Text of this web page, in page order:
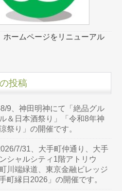
ホームページをリニューアル
投稿
9、神田明神にて「絶品グル
＆日本酒祭り」「令和8年神
祭り」の開催です。
7/31、大手町仲通り、大手
シャルシティ1階アトリウ
川端緑道、東京金融ビレッジ
町縁日2026」の開催です。